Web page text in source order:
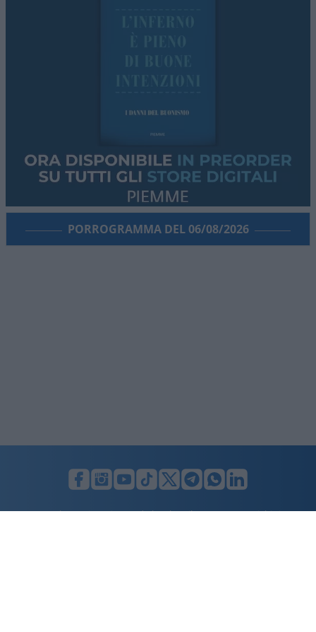
PORROGRAMMA DEL 06/08/2026
LUNIFIN S.r.l. a socio unico. Sede legale Milano, Largo F. Richini, 2/A,